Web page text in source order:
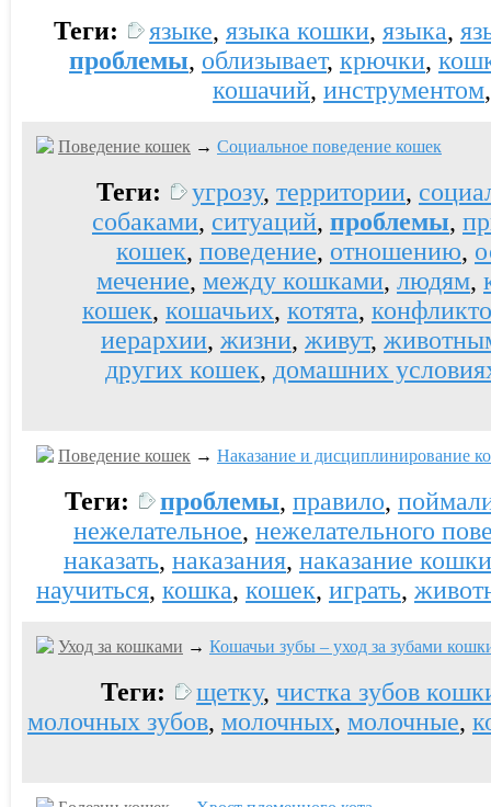
Теги: языке, языка кошки, языка,
проблемы, облизывает, крючки,
кошачий, инструментом
Поведение кошек → Социальное поведение кошек
Теги: угрозу, территории,
собаками, ситуаций, проблемы,
кошек, поведение, отношению,
мечение, между кошками, людям,
кошек, кошачьих, котята,
иерархии, жизни, живут,
других кошек, домашних
Поведение кошек → Наказание и дисциплинирование
Теги: проблемы, правило,
нежелательное, нежелательного
наказать, наказания, наказание кошки
научиться, кошка, кошек, играть,
Уход за кошками → Кошачьи зубы – уход за зубами
Теги: щетку, чистка зубов
молочных зубов, молочных, молочные,